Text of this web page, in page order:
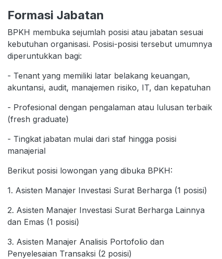
Formasi Jabatan
BPKH membuka sejumlah posisi atau jabatan sesuai
kebutuhan organisasi. Posisi-posisi tersebut umumnya
diperuntukkan bagi:
- Tenant yang memiliki latar belakang keuangan,
akuntansi, audit, manajemen risiko, IT, dan kepatuhan
- Profesional dengan pengalaman atau lulusan terbaik
(fresh graduate)
- Tingkat jabatan mulai dari staf hingga posisi
manajerial
Berikut posisi lowongan yang dibuka BPKH:
1. Asisten Manajer Investasi Surat Berharga (1 posisi)
2. Asisten Manajer Investasi Surat Berharga Lainnya
dan Emas (1 posisi)
3. Asisten Manajer Analisis Portofolio dan
Penyelesaian Transaksi (2 posisi)